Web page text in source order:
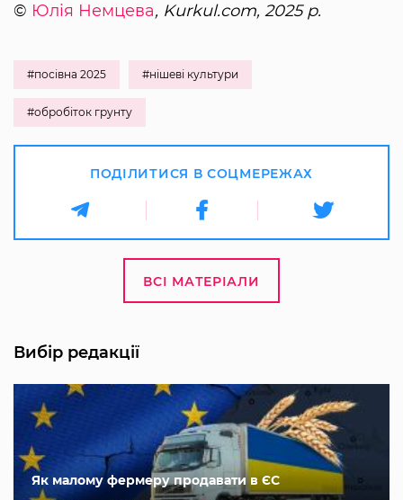
© Юлія Немцева, Kurkul.com, 2025 р.
#посівна 2025 #нішеві культури
#обробіток грунту
ПОДІЛИТИСЯ В СОЦМЕРЕЖАХ
ВСІ МАТЕРІАЛИ
Вибір редакції
Як малому фермеру продавати в ЄС